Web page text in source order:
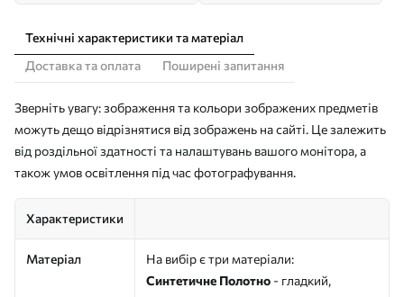
Технічні характеристики та матеріал
Доставка та оплата
Поширені запитання
Зверніть увагу: зображення та кольори зображених предметів
можуть дещо відрізнятися від зображень на сайті. Це залежить
від роздільної здатності та налаштувань вашого монітора, а
також умов освітлення під час фотографування.
Характеристики
Матеріал
На вибір є три матеріали:
Синтетичне Полотно - гладкий,